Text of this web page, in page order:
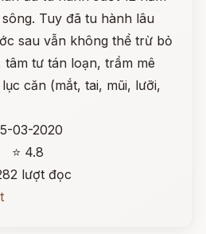
Tuy đã tu hành lâu
sau vẫn không thể trừ bỏ
tâm tư tán loạn, trầm mê
căn (mắt, tai, mũi, lưỡi,
03-2020
⭐ 4.8
lượt đọc